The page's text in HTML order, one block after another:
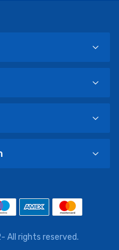
All rights reserved.